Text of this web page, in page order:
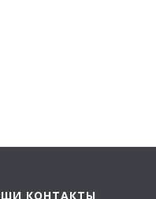
КОНТАКТЫ